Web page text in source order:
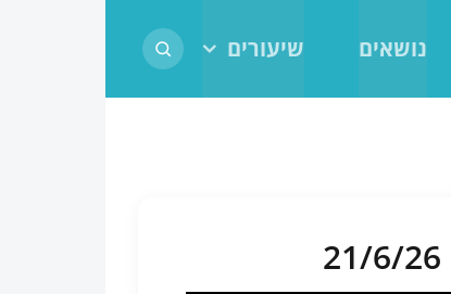
נושאים שיעורים